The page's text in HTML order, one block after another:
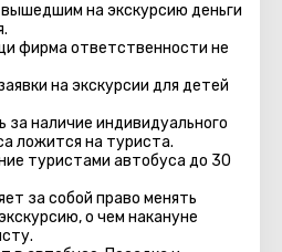
на экскурсию деньги
фирма ответственности не
на экскурсии для детей
за наличие индивидуального
ложится на туриста.
туристами автобуса до 30
за собой право менять
о чем накануне